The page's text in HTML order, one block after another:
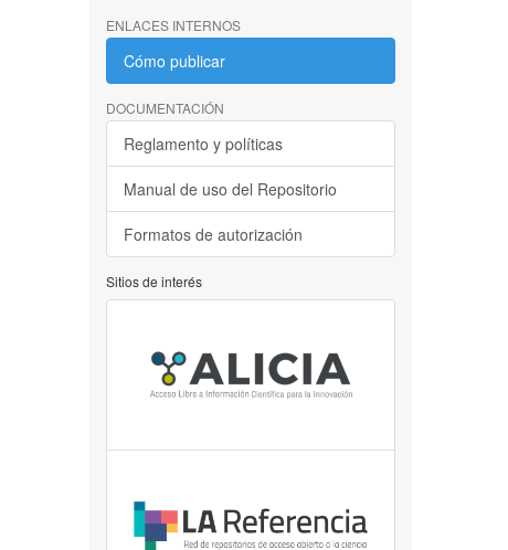
ENLACES INTERNOS
Cómo publicar
DOCUMENTACIÓN
Reglamento y políticas
Manual de uso del Repositorio
Formatos de autorización
Sitios de interés